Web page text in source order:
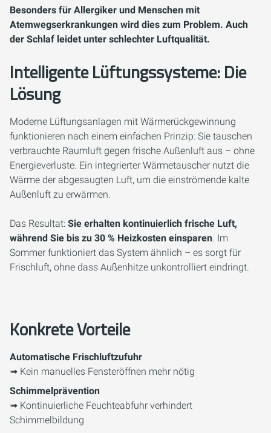
Besonders für Allergiker und Menschen mit
Atemwegserkrankungen wird dies zum Problem. Auch
der Schlaf leidet unter schlechter Luftqualität.
Intelligente Lüftungssysteme: Die
Lösung
Moderne Lüftungsanlagen mit Wärmerückgewinnung
funktionieren nach einem einfachen Prinzip: Sie tauschen
verbrauchte Raumluft gegen frische Außenluft aus – ohne
Energieverluste. Ein integrierter Wärmetauscher nutzt die
Wärme der abgesaugten Luft, um die einströmende kalte
Außenluft zu erwärmen.
Das Resultat: Sie erhalten kontinuierlich frische Luft,
während Sie bis zu 30 % Heizkosten einsparen. Im
Sommer funktioniert das System ähnlich – es sorgt für
Frischluft, ohne dass Außenhitze unkontrolliert eindringt.
Konkrete Vorteile
Automatische Frischluftzufuhr
➟ Kein manuelles Fensteröffnen mehr nötig
Schimmelprävention
➟ Kontinuierliche Feuchteabfuhr verhindert
Schimmelbildung